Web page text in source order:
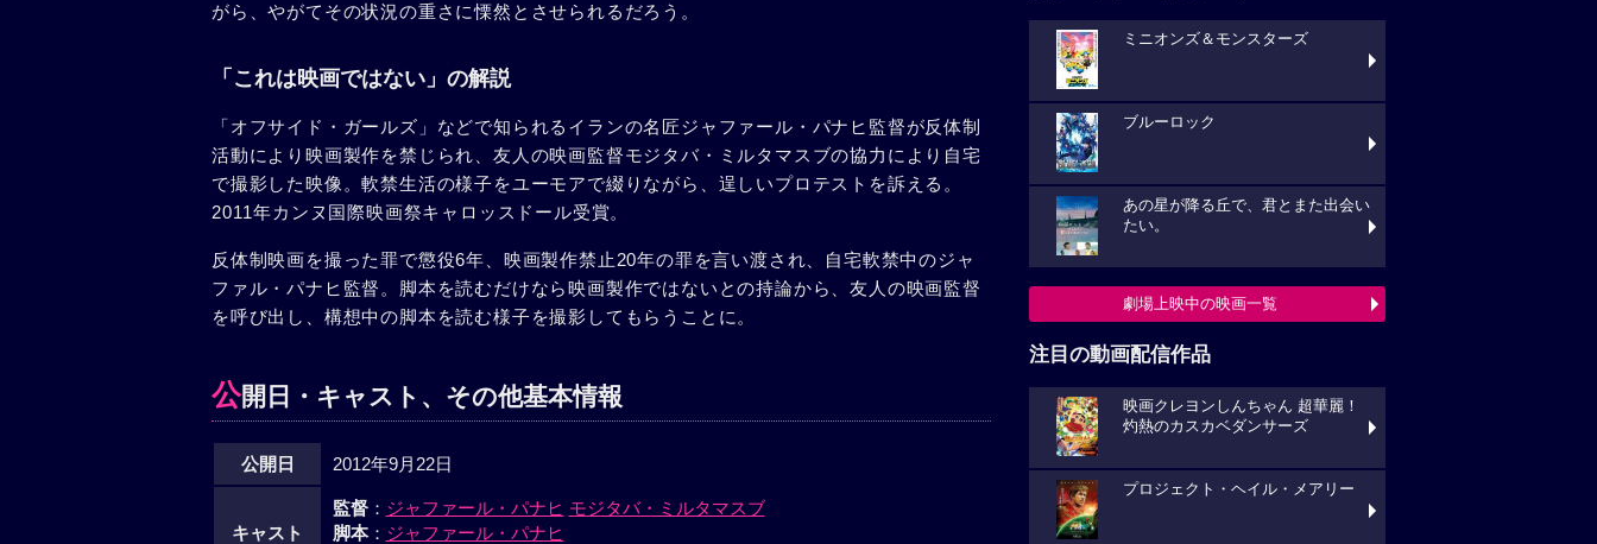
がら、やがてその状況の重さに慄然とさせられるだろう。
「これは映画ではない」の解説
「オフサイド・ガールズ」などで知られるイランの名匠ジャファール・パナヒ監督が反体制
活動により映画製作を禁じられ、友人の映画監督モジタバ・ミルタマスブの協力により自宅
で撮影した映像。軟禁生活の様子をユーモアで綴りながら、逞しいプロテストを訴える。
2011年カンヌ国際映画祭キャロッスドール受賞。
反体制映画を撮った罪で懲役6年、映画製作禁止20年の罪を言い渡され、自宅軟禁中のジャ
ファル・パナヒ監督。脚本を読むだけなら映画製作ではないとの持論から、友人の映画監督
を呼び出し、構想中の脚本を読む様子を撮影してもらうことに。
公開日・キャスト、その他基本情報
公開日 2012年9月22日
キャスト
監督： ジャファール・パナヒ モジタバ・ミルタマスブ
脚本： ジャファール・パナヒ
ミニオンズ＆モンスターズ
ブルーロック
あの星が降る丘で、君とまた出会い
たい。
劇場上映中の映画一覧
注目の動画配信作品
映画クレヨンしんちゃん 超華麗！
灼熱のカスカベダンサーズ
プロジェクト・ヘイル・メアリー